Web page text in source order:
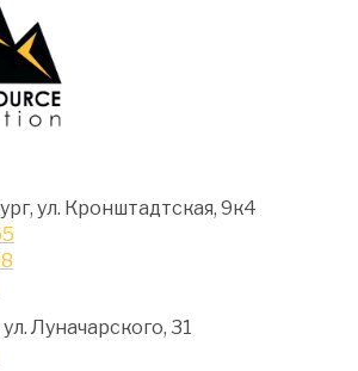
ул. Кронштадтская, 9к4
Луначарского, 31